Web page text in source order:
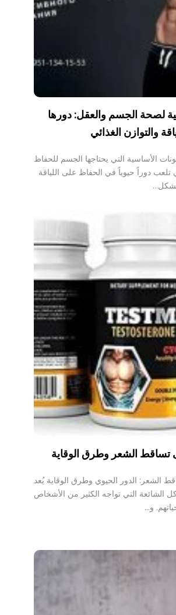
لصحة الجسم والعقل: دورها
والتوازن الغذائي
الأساسية التي يحتاجها الجسم للحفاظ
دوراً حيوياً في الحفاظ على اللياقة
بشكل…
تساقط الشعر وطرق الوقاية
الشعر: الدور الحيوي وطرق الوقاية يُعد
الشائعة التي تواجه الكثير من الأشخاص
و…